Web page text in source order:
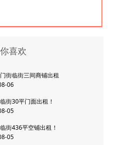
喜欢
街临街三间商铺出租
06
街30平门面出租！
05
街436平空铺出租！
05